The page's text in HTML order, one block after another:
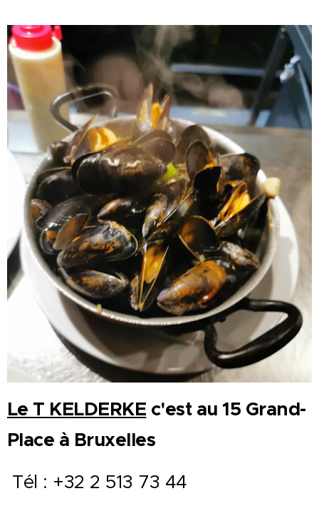
Le T KELDERKE c'est au 15 Grand-
Place à Bruxelles
Tél : +32 2 513 73 44